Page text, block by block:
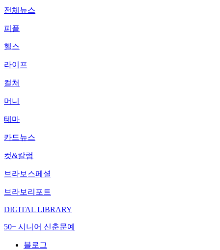
전체뉴스
피플
헬스
라이프
컬처
머니
테마
카드뉴스
컷&칼럼
브라보스페셜
브라보리포트
DIGITAL LIBRARY
50+ 시니어 신춘문예
블로그